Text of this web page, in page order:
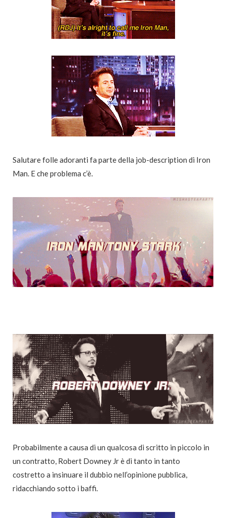
Salutare folle adoranti fa parte della job-description di Iron
Man. E che problema c’è.
Probabilmente a causa di un qualcosa di scritto in piccolo in
un contratto, Robert Downey Jr è di tanto in tanto
costretto a insinuare il dubbio nell’opinione pubblica,
ridacchiando sotto i baffi.